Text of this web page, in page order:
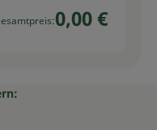
0,00 €